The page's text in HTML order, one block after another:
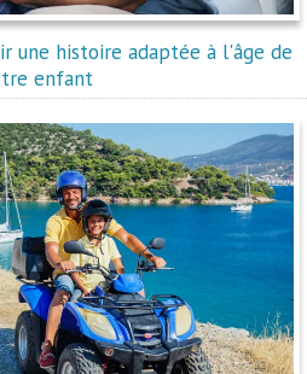
une histoire adaptée à l'âge de
enfant